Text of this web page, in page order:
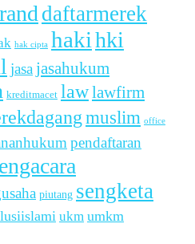
daftarmerek
hak cipta hakihki
jasajasahukum
kreditmacet lawlawfirm
muslim office
pendaftaran
piutang sengketa
ukm umkm